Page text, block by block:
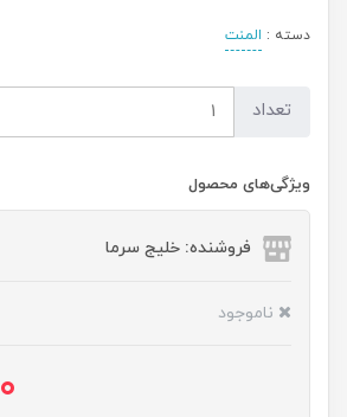
دسته : المنت
تعداد
ویژگی‌های محصول
فروشنده: خلیج سرما
ناموجود